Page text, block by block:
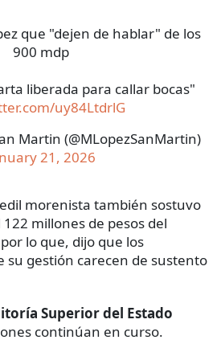
que "dejen de hablar" de los
900 mdp
liberada para callar bocas"
uy84LtdrlG
Martin (@MLopezSanMartin)
21, 2026
morenista también sostuvo
millones de pesos del
lo que, dijo que los
su gestión carecen de sustento
Superior del Estado
continúan en curso.